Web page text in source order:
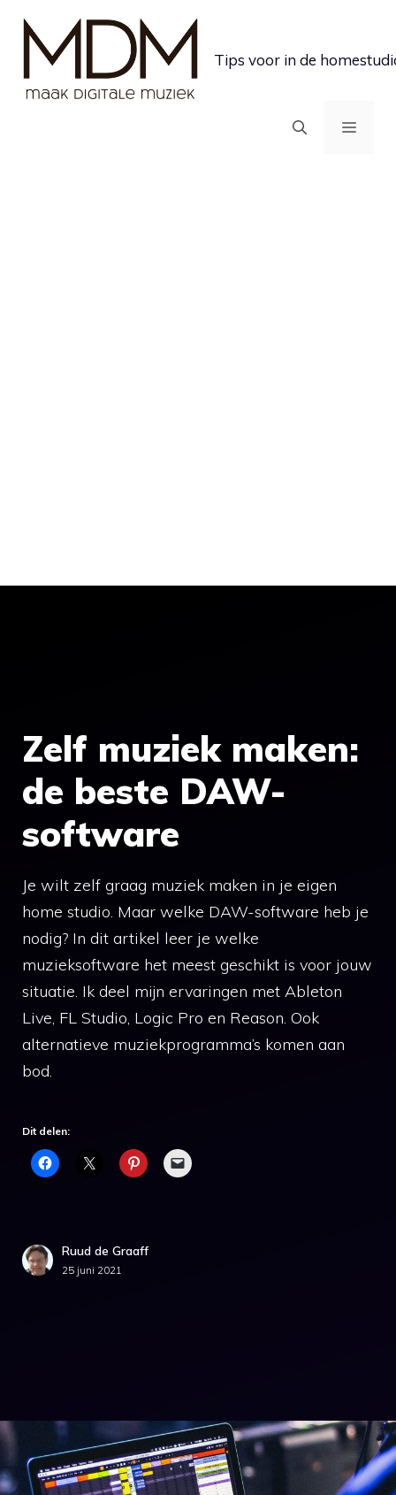
inhoud
Tips voor in de
MENU
Zelf muziek maken:
de beste DAW-
software
Je wilt zelf graag muziek maken in je eigen
home studio. Maar welke DAW-software heb je
nodig? In dit artikel leer je welke
muzieksoftware het meest geschikt is voor jouw
situatie. Ik deel mijn ervaringen met Ableton
Live, FL Studio, Logic Pro en Reason. Ook
alternatieve muziekprogramma’s komen aan
bod.
Dit delen:
Ruud de Graaff
25 juni 2021